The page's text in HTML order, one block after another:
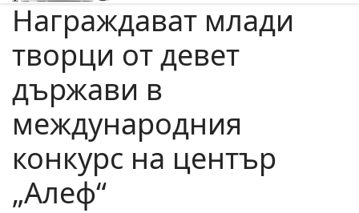
Награждават млади
творци от девет
държави в
международния
конкурс на център
„Алеф“